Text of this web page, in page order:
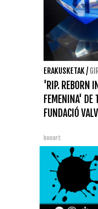
ERAKUSKETAK/
'RIP. REBORN
FEMENINA' DE
FUNDACIÓ VALVI
bonart